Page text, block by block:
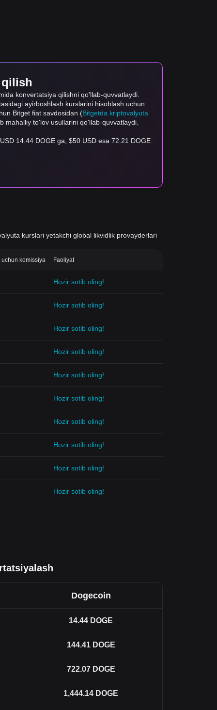
qilish
konvertatsiya qilishni qo'llab-quvvatlaydi.
ayirboshlash kurslarini hisoblash uchun
Bitget fiat savdosidan (Bitgetda kriptovalyuta
to'lov usullarini qo'llab-quvvatlaydi.
14.44 DOGE ga, $50 USD esa 72.21 DOGE
kurslari yetakchi global likvidlik provayderlari
komissiya Faoliyat
Hozir sotib oling!
Hozir sotib oling!
Hozir sotib oling!
Hozir sotib oling!
Hozir sotib oling!
Hozir sotib oling!
Hozir sotib oling!
Hozir sotib oling!
Hozir sotib oling!
Hozir sotib oling!
Dogecoin
14.44 DOGE
144.41 DOGE
722.07 DOGE
1,444.14 DOGE